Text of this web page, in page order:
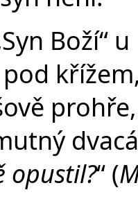
Boží“
opustil?“ (